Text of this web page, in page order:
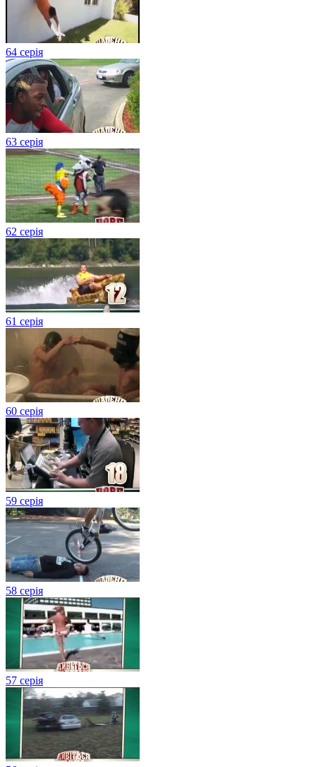
64 серія
63 серія
62 серія
61 серія
60 серія
59 серія
58 серія
57 серія